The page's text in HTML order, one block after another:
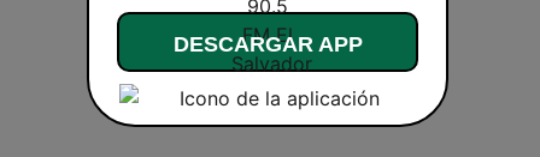
DESCARGAR APP